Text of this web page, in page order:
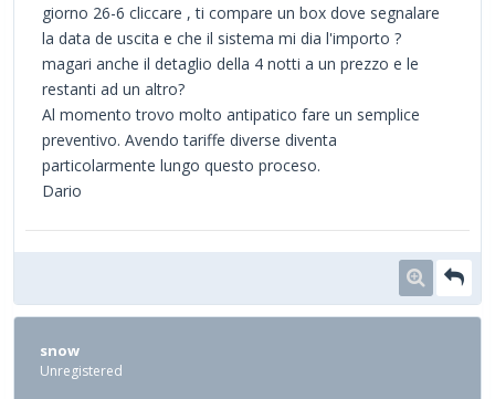
giorno 26-6 cliccare , ti compare un box dove segnalare
la data de uscita e che il sistema mi dia l'importo ?
magari anche il detaglio della 4 notti a un prezzo e le
restanti ad un altro?
Al momento trovo molto antipatico fare un semplice
preventivo. Avendo tariffe diverse diventa
particolarmente lungo questo proceso.
Dario
snow
Unregistered